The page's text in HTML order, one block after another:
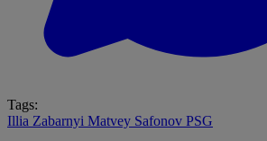
Tags:
Illia Zabarnyi Matvey Safonov PSG